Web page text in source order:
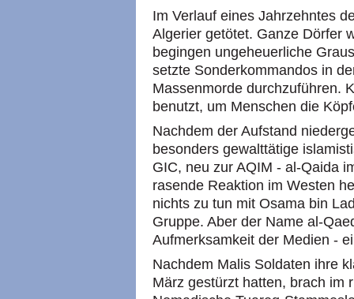
Im Verlauf eines Jahrzehntes
Algerier getötet. Ganze Dörfer
begingen ungeheuerliche
setzte Sonderkommandos in
Massenmorde durchzuführen.
benutzt, um Menschen die
Nachdem der Aufstand
besonders gewalttätige
GIC, neu zur AQIM - al-Qaida
rasende Reaktion im Westen
nichts zu tun mit Osama bin
Gruppe. Aber der Name al-
Aufmerksamkeit der Medien -
Nachdem Malis Soldaten ihre
März gestürzt hatten, brach im